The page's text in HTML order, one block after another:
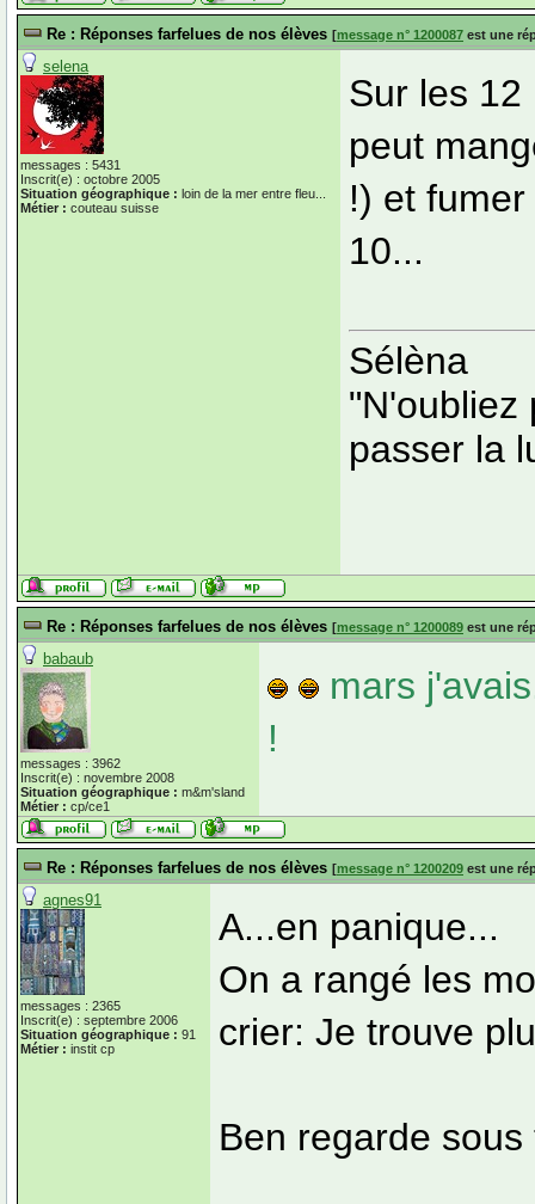
Re : Réponses farfelues de nos élèves [message n° 1200087 est une
selena
messages : 5431
Inscrit(e) : octobre 2005
Situation géographique : loin de la mer entre fleu...
Métier : couteau suisse
Sur les
peut
!) et
10...
Sélèna
"N'oubliez
passer la
Re : Réponses farfelues de nos élèves [message n° 1200089 est une
babaub
messages : 3962
Inscrit(e) : novembre 2008
Situation géographique : m&m'sland
Métier : cp/ce1
mars
!
Re : Réponses farfelues de nos élèves [message n° 1200209 est une
agnes91
messages : 2365
Inscrit(e) : septembre 2006
Situation géographique : 91
Métier : instit cp
A...en panique...
On a rangé les
crier: Je trouve
Ben regarde